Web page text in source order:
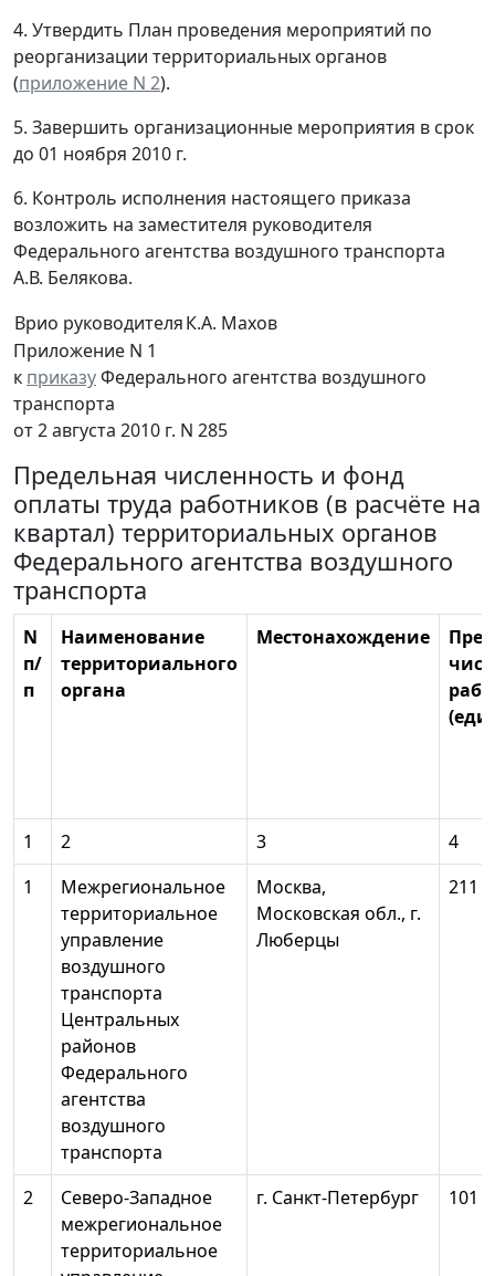
4. Утвердить План проведения мероприятий по
реорганизации территориальных органов
(приложение N 2).
5. Завершить организационные мероприятия в срок
до 01 ноября 2010 г.
6. Контроль исполнения настоящего приказа
возложить на заместителя руководителя
Федерального агентства воздушного транспорта
А.В. Белякова.
Врио руководителяК.А. Махов
Приложение N 1
к приказуФедерального агентства воздушного
транспорта
от 2 августа 2010 г. N 285
Предельная численность и фонд
оплаты труда работников (в расчёте на
квартал) территориальных органов
Федерального агентства воздушного
транспорта
N
п/
п
Наименование
территориального
органа
Местонахождение
1 2 3
4
1
Межрегиональное
территориальное
управление
воздушного
транспорта
Центральных
районов
Федерального
агентства
воздушного
транспорта
Москва,
Московская обл., г.
Люберцы
211
2
Северо-Западное
межрегиональное
территориальное
г. Санкт-Петербург 101